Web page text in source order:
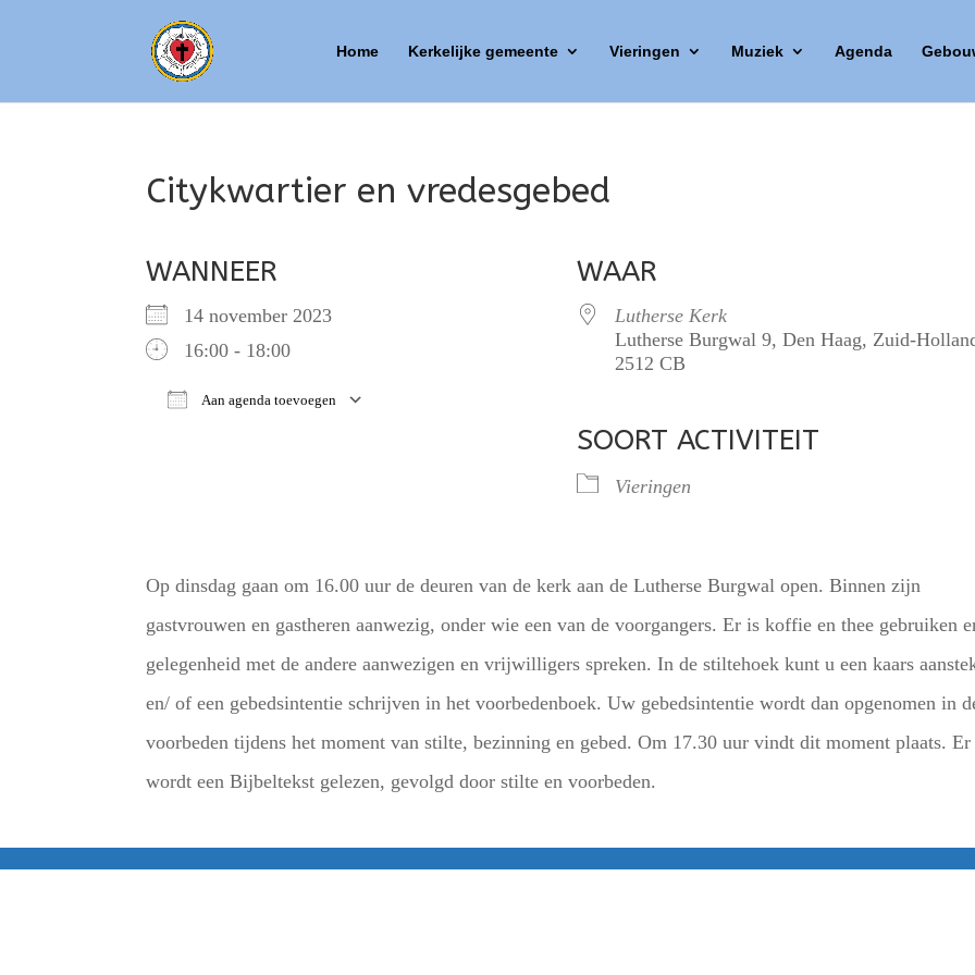
Home Kerkelijke gemeente Vieringen Muziek Agenda
Citykwartier en vredesgebed
WANNEER
14 november 2023
16:00 - 18:00
Aan agenda toevoegen
iCalendar
WAAR
Lutherse Kerk
Lutherse Burgwal 9, Den Haag, Zuid-
2512 CB
SOORT ACTIVITEIT
Vieringen
Op dinsdag gaan om 16.00 uur de deuren van de kerk aan de Lutherse Burgwal open. Binnen zijn
gastvrouwen en gastheren aanwezig, onder wie een van de voorgangers. Er is koffie en thee gebruiken
gelegenheid met de andere aanwezigen en vrijwilligers spreken. In de stiltehoek kunt u een kaars
en/ of een gebedsintentie schrijven in het voorbedenboek. Uw gebedsintentie wordt dan opgenomen in
voorbeden tijdens het moment van stilte, bezinning en gebed. Om 17.30 uur vindt dit moment plaats. Er
wordt een Bijbeltekst gelezen, gevolgd door stilte en voorbeden.